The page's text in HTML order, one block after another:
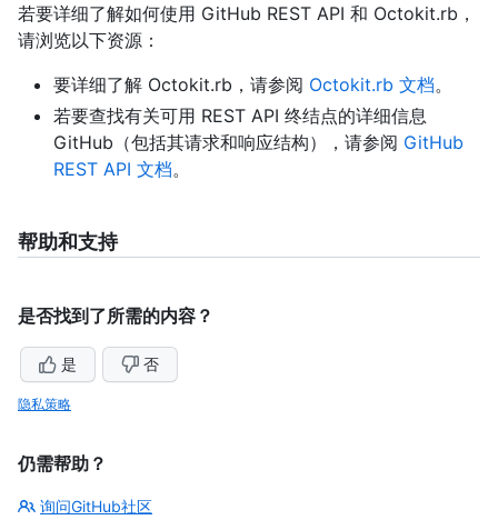
若要详细了解如何使用 GitHub REST API 和 Octokit.rb，
请浏览以下资源：
要详细了解 Octokit.rb，请参阅 Octokit.rb 文档。
若要查找有关可用 REST API 终结点的详细信息
GitHub（包括其请求和响应结构），请参阅 GitHub
REST API 文档。
帮助和支持
是否找到了所需的内容？
是 否
隐私策略
仍需帮助？
询问GitHub社区